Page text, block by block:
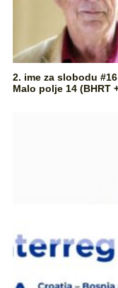
2. ime za slobodu
Malo polje 14 (BHRT